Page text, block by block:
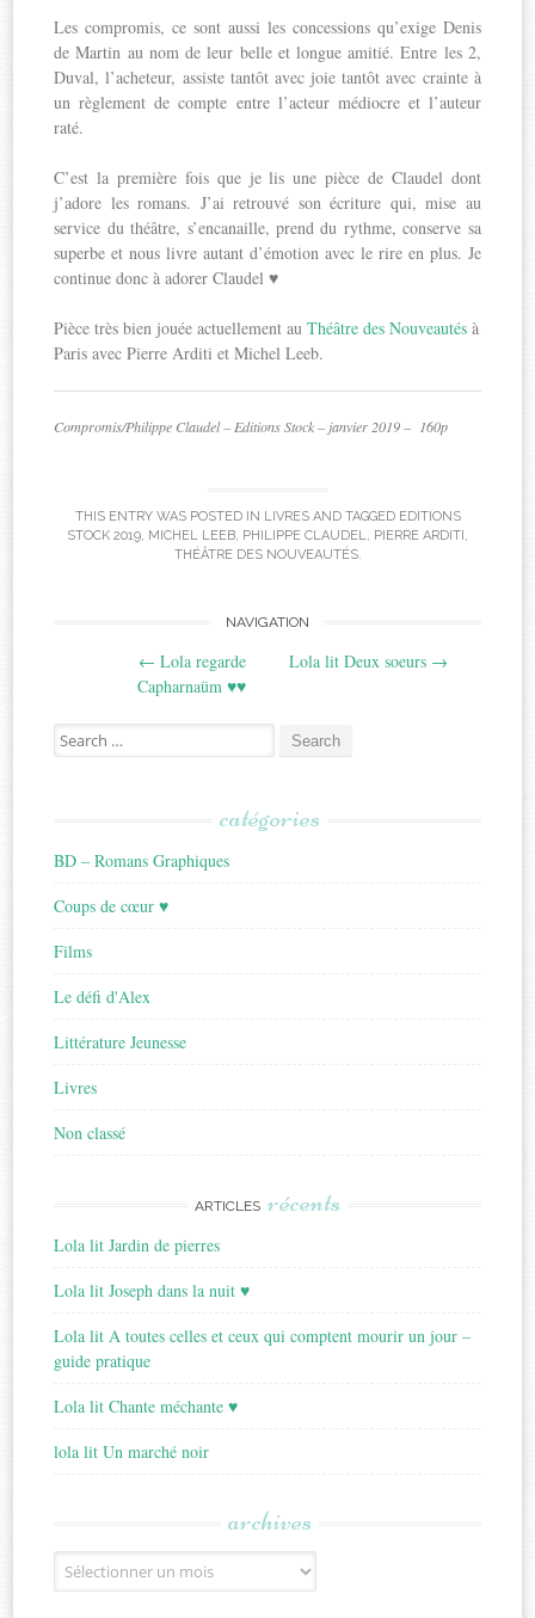
Les compromis, ce sont aussi les concessions qu’exige Denis
de Martin au nom de leur belle et longue amitié. Entre les 2,
Duval, l’acheteur, assiste tantôt avec joie tantôt avec crainte à
un règlement de compte entre l’acteur médiocre et l’auteur
raté.
C’est la première fois que je lis une pièce de Claudel dont
j’adore les romans. J’ai retrouvé son écriture qui, mise au
service du théâtre, s’encanaille, prend du rythme, conserve sa
superbe et nous livre autant d’émotion avec le rire en plus. Je
continue donc à adorer Claudel ♥
Pièce très bien jouée actuellement auThéâtre des Nouveautés à
Paris avec Pierre Arditi et Michel Leeb.
Compromis/Philippe Claudel – Editions Stock – janvier 2019 – 160p
THIS ENTRY WAS POSTED IN LIVRESAND TAGGED EDITIONS
STOCK 2019, MICHEL LEEB, PHILIPPE CLAUDEL, PIERRE ARDITI ,
THÉÂTRE DES NOUVEAUTÉS.
navigation
NAVIGATION
← Lola regarde
Capharnaüm ♥♥
Lola lit Deux soeurs →
Search
for:
catégories
BD – Romans Graphiques
Coups de cœur ♥
Films
Le défi d'Alex
Littérature Jeunesse
Livres
Non classé
ARTICLES récents
Lola lit Jardin de pierres
Lola lit Joseph dans la nuit ♥
Lola lit A toutes celles et ceux qui comptent mourir un jour –
guide pratique
Lola lit Chante méchante ♥
lola lit Un marché noir
archives
Archives